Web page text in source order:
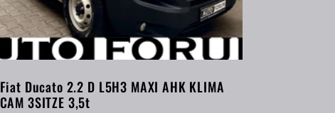
Fiat Ducato 2.2 D L5H3 MAXI AHK KLIMA
CAM 3SITZE 3,5t